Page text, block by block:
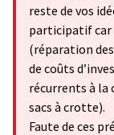
reste de vos
participatif car
(réparation
de coûts
récurrents à la
sacs à crotte).
Faute de ces